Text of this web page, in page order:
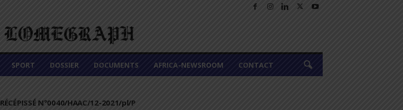
SPORT DOSSIER DOCUMENTS AFRICA-NEWSROOM CONTACT
RÉCÉPISSÉ N°0040/HAAC/12-2021/pl/P